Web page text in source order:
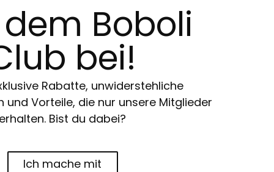
Boboli
bei!
Rabatte, unwiderstehliche
und Vorteile, die nur unsere Mitglieder
erhalten. Bist du dabei?
Ich mache mit